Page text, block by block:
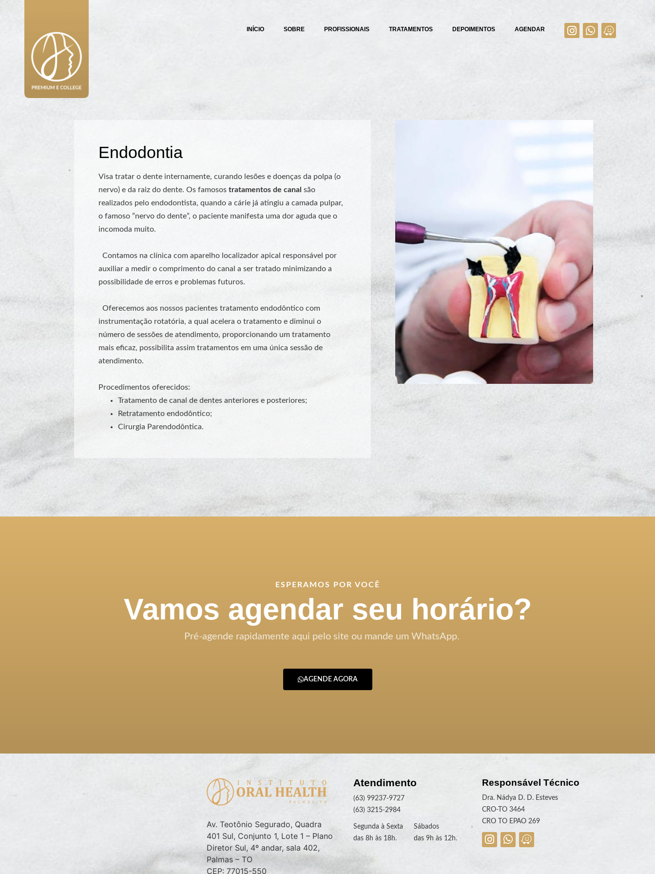
INÍCIO SOBRE PROFISSIONAIS TRATAMENTOS DEPOIMENTOS AGENDAR
Endodontia
Visa tratar o dente internamente, curando lesões e doenças da polpa (o
nervo) e da raiz do dente. Os famosos tratamentos de canal são
realizados pelo endodontista, quando a cárie já atingiu a camada pulpar,
o famoso ”nervo do dente”, o paciente manifesta uma dor aguda que o
incomoda muito.
Contamos na clínica com aparelho localizador apical responsável por
auxiliar a medir o comprimento do canal a ser tratado minimizando a
possibilidade de erros e problemas futuros.
Oferecemos aos nossos pacientes tratamento endodôntico com
instrumentação rotatória, a qual acelera o tratamento e diminui o
número de sessões de atendimento, proporcionando um tratamento
mais eficaz, possibilita assim tratamentos em uma única sessão de
atendimento.
Procedimentos oferecidos:
Tratamento de canal de dentes anteriores e posteriores;
Retratamento endodôntico;
Cirurgia Parendodôntica.
ESPERAMOS POR VOCÊ
Vamos agendar seu horário?
Pré-agende rapidamente aqui pelo site ou mande um WhatsApp.
AGENDE AGORA
Av. Teotônio Segurado, Quadra
401 Sul, Conjunto 1, Lote 1 – Plano
Diretor Sul, 4º andar, sala 402,
Palmas – TO
CEP: 77015-550
Atendimento
(63) 99237-9727
(63) 3215-2984
Segunda à Sexta
das 8h às 18h.
Sábados
das 9h às 12h.
Responsável Técnico
Dra. Nádya D. D. Esteves
CRO-TO 3464
CRO TO EPAO 269